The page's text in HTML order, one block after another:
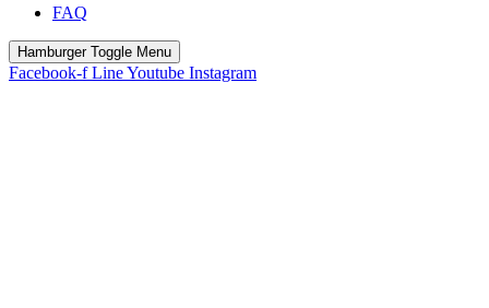
FAQ
Hamburger Toggle Menu
Facebook-f LineYoutube Instagram